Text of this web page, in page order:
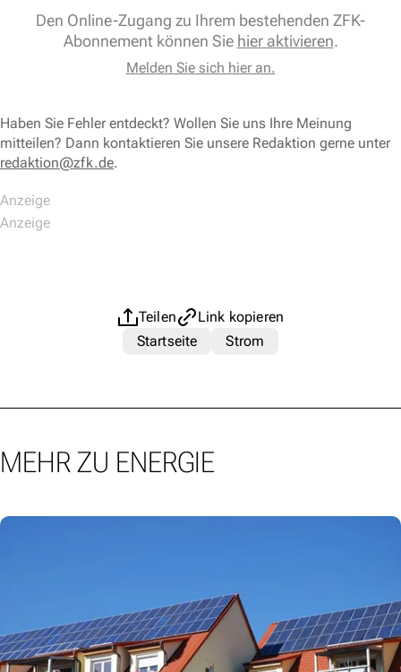
Den Online-Zugang zu Ihrem bestehenden ZFK-
Abonnement können Sie hier aktivieren.
Melden Sie sich hier an.
Haben Sie Fehler entdeckt? Wollen Sie uns Ihre Meinung
mitteilen? Dann kontaktieren Sie unsere Redaktion gerne unter
redaktion@zfk.de.
Teilen
Link kopieren
Startseite
Strom
MEHR ZU ENERGIE